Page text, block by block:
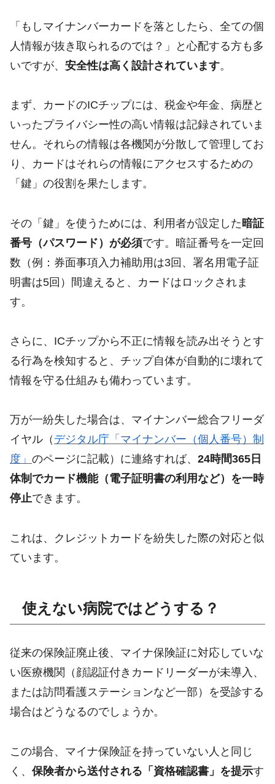
「もしマイナンバーカードを落としたら、全ての個
人情報が抜き取られるのでは？」と心配する方も多
いですが、 安全性は高く設計されています。
まず、カードのICチップには、税金や年金、病歴と
いったプライバシー性の高い情報は記録されていま
せん。それらの情報は各機関が分散して管理してお
り、カードはそれらの情報にアクセスするための
「鍵」の役割を果たします。
その「鍵」を使うためには、利用者が設定した 暗証
番号（パスワード）が必須です。暗証番号を一定回
数（例：券面事項入力補助用は3回、署名用電子証
明書は5回）間違えると、カードはロックされま
す。
さらに、ICチップから不正に情報を読み出そうとす
る行為を検知すると、チップ自体が自動的に壊れて
情報を守る仕組みも備わっています。
万が一紛失した場合は、マイナンバー総合フリーダ
イヤル（ デジタル庁「マイナンバー（個人番号）制
度」 のページに記載）に連絡すれば、 24時間365日
体制でカード機能（電子証明書の利用など）を一時
停止できます。
これは、クレジットカードを紛失した際の対応と似
ています。
使えない病院ではどうする？
従来の保険証廃止後、マイナ保険証に対応していな
い医療機関（顔認証付きカードリーダーが未導入、
または訪問看護ステーションなど一部）を受診する
場合はどうなるのでしょうか。
この場合、マイナ保険証を持っていない人と同じ
く、 保険者から送付される「資格確認書」を提示す